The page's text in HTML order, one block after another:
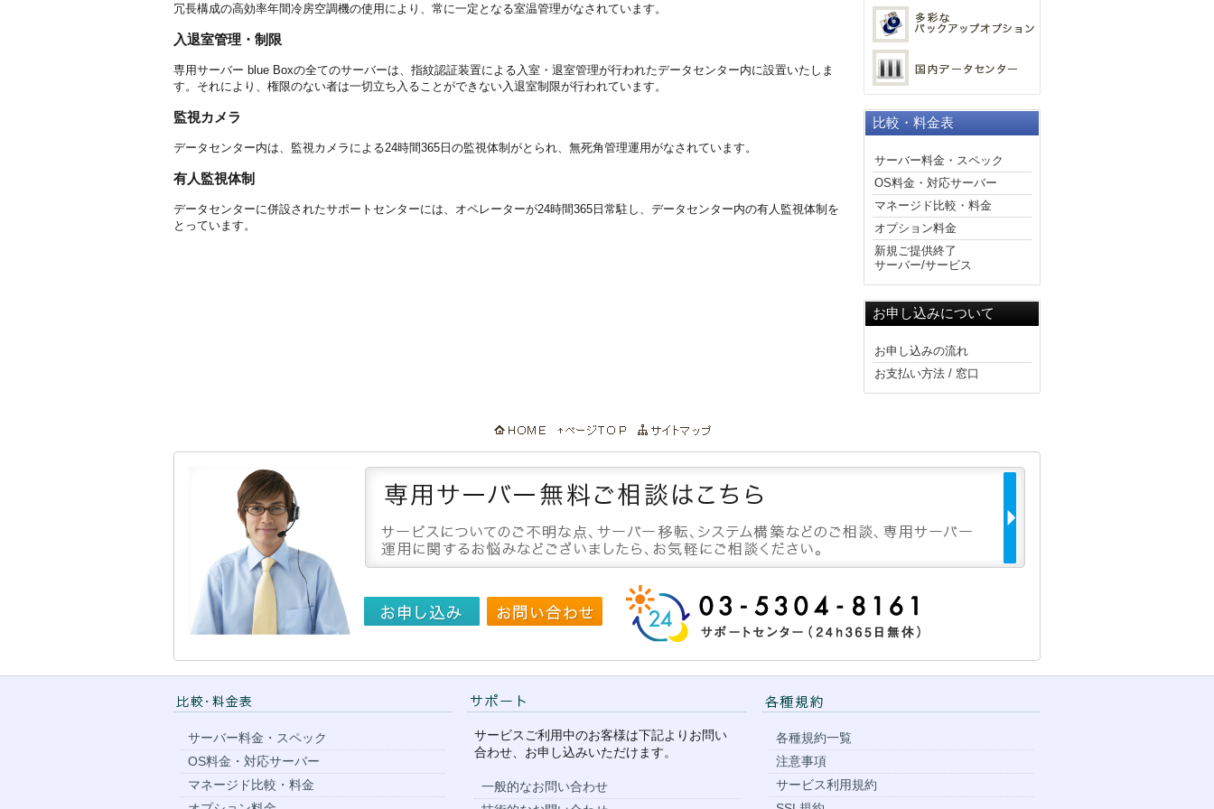
冗長構成の高効率年間冷房空調機の使用により、常に一定となる室温管理がなされています。
入退室管理・制限
専用サーバー blue Boxの全てのサーバーは、指紋認証装置による入室・退室管理が行われたデータセンター内に設置いたしま
す。それにより、権限のない者は一切立ち入ることができない入退室制限が行われています。
監視カメラ
データセンター内は、監視カメラによる24時間365日の監視体制がとられ、無死角管理運用がなされています。
有人監視体制
データセンターに併設されたサポートセンターには、オペレーターが24時間365日常駐し、データセンター内の有人監視体制を
とっています。
比較・料金表
サーバー料金・スペック
OS料金・対応サーバー
マネージド比較・料金
オプション料金
新規ご提供終了
サーバー/サービス
お申し込みについて
お申し込みの流れ
お支払い方法 / 窓口
サーバー料金・スペック
OS料金・対応サーバー
マネージド比較・料金
サービスご利用中のお客様は下記よりお問い
合わせ、お申し込みいただけます。
一般的なお問い合わせ
各種規約一覧
注意事項
サービス利用規約